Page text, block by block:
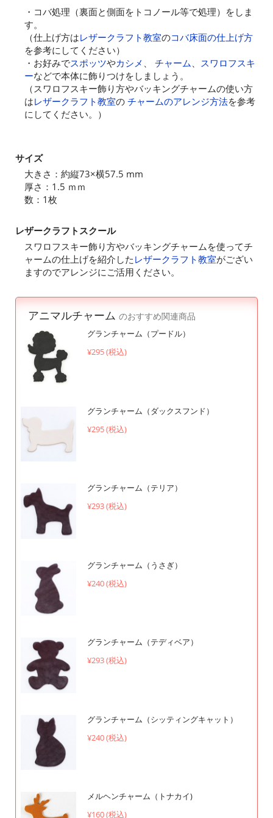
・コバ処理（裏面と側面をトコノール等で処理）をしま
す。
（仕上げ方はレザークラフト教室のコバ床面の仕上げ方
を参考にしてください）
・お好みでスポッツやカシメ 、 チャーム、 スワロフスキ
ーなどで本体に飾りつけをしましょう。
（スワロフスキー飾り方やバッキングチャームの使い方
はレザークラフト教室の チャームのアレンジ方法を参考
にしてください。）
サイズ
大きさ：約縦73×横57.5 mm
厚さ：1.5 ｍｍ
数：1枚
レザークラフトスクール
スワロフスキー飾り方やバッキングチャームを使ってチ
ャームの仕上げを紹介した レザークラフト教室がござい
ますのでアレンジにご活用ください。
アニマルチャーム のおすすめ関連商品
グランチャーム（プードル）
¥295 (税込)
グランチャーム（ダックスフンド）
¥295 (税込)
グランチャーム（テリア）
¥293 (税込)
グランチャーム（うさぎ）
¥240 (税込)
グランチャーム（テディベア）
¥293 (税込)
グランチャーム（シッティングキャット）
¥240 (税込)
メルヘンチャーム（トナカイ)
¥160 (税込)